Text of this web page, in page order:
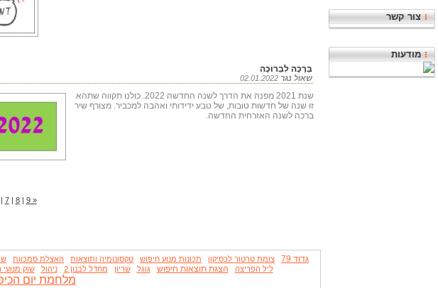
צור קשר
מודעות
בְּרָכָה לִבְרוּכָה
שאול נגר
שנת 2021 מפנה את הדרך לשנה החדשה 2022. כולנו תקווה שתהא
זו שנה של חדשות טובות, של טבע ידידותי ואהבה למכביר. מצורף שיר
ברכה לשנה האזרחית החדשה.
« newer
7| 8| 9
גדוד 79 צומת טרטור לכסיקון תכונות מנוע חיפוש טקסונומיה ותוצאות האצלת סמכוות
ליל הפריצה
הצגת תוצאות חיפוש גוגל שריון מחדל לבנון 2 ניהול שוק מנועי
מלחמת יום